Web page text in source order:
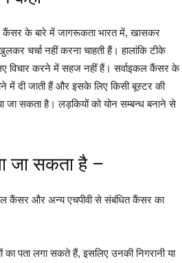
कैंसर के बारे में जागरूकता भारत में, खासकर
चर्चा नहीं करना चाहती हैं। हालांकि टीके
विचार करने में सहज नहीं हैं। सर्वाइकल कैंसर के
में दी जाती हैं और इसके लिए किसी बूस्टर की
जा सकता है। लड़कियों को योन सम्बन्ध बनाने से
जा सकता है –
कैंसर और अन्य एचपीवी से संबंधित कैंसर का
का पता लगा सकते हैं, इसलिए उनकी निगरानी या